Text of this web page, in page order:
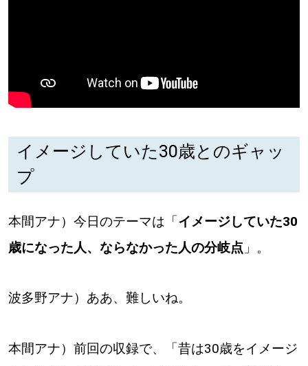
パートナーメディア Sitakkeパートナー
運営会社 広告掲載
情報提供・お問い合わせ
プライバシーポリシー
イメージしていた30歳とのギャッ
プ
本間アナ）今日のテーマは「イメージしていた30
歳になった人、ならなかった人の分岐点 」。
波多野アナ）ああ、難しいね。
本間アナ）前回の収録で、「昔は30歳をイメージ